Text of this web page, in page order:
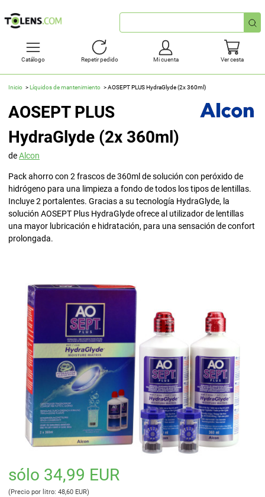
Búsqueda
rápida
Catálogo Repetir pedido Mi cuenta Ver cesta
Inicio Líquidos de mantenimiento AOSEPT PLUS HydraGlyde (2x 360ml)
AOSEPT PLUS
HydraGlyde (2x 360ml)
deAlcon
Pack ahorro con 2 frascos de 360ml de solución con peróxido de
hidrógeno para una limpieza a fondo de todos los tipos de lentillas.
Incluye 2 portalentes. Gracias a su tecnología HydraGlyde, la
solución AOSEPT Plus HydraGlyde ofrece al utilizador de lentillas
una mayor lubricación e hidratación, para una sensación de confort
prolongada.
sólo 34,99 EUR
(Precio por litro: 48,60 EUR)